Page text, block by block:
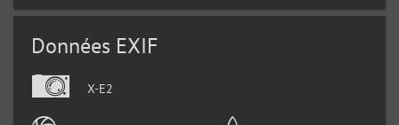
Données EXIF
X-E2